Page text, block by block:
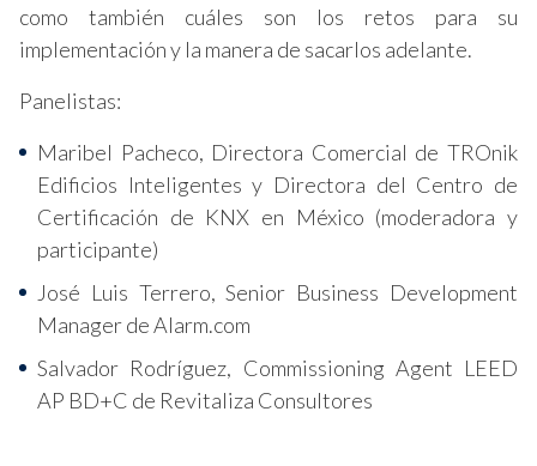
como también cuáles son los retos para su
implementación y la manera de sacarlos adelante.
Panelistas:
Maribel Pacheco, Directora Comercial de TROnik
Edificios Inteligentes y Directora del Centro de
Certificación de KNX en México (moderadora y
participante)
José Luis Terrero, Senior Business Development
Manager de Alarm.com
Salvador Rodríguez, Commissioning Agent LEED
AP BD+C de Revitaliza Consultores